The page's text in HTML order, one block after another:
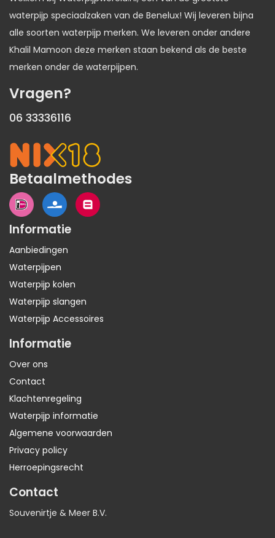
waterpijp speciaalzaken van de Benelux! Wij leveren bijna
alle soorten waterpijp merken. We leveren onder andere
Khalil Mamoon deze merken staan bekend als de beste
merken onder de waterpijpen.
Vragen?
06 33336116
Betaalmethodes
Informatie
Aanbiedingen
Waterpijpen
Waterpijp kolen
Waterpijp slangen
Waterpijp Accessoires
Informatie
Over ons
Contact
Klachtenregeling
Waterpijp informatie
Algemene voorwaarden
Privacy policy
Herroepingsrecht
Contact
Souvenirtje & Meer B.V.